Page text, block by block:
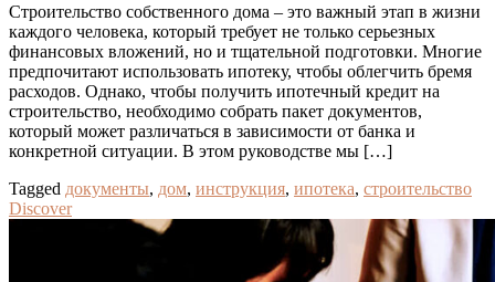
Строительство собственного дома – это важный этап в жизни
каждого человека, который требует не только серьезных
финансовых вложений, но и тщательной подготовки. Многие
предпочитают использовать ипотеку, чтобы облегчить бремя
расходов. Однако, чтобы получить ипотечный кредит на
строительство, необходимо собрать пакет документов,
который может различаться в зависимости от банка и
конкретной ситуации. В этом руководстве мы […]
Tagged документы, дом, инструкция, ипотека, строительство
Discover